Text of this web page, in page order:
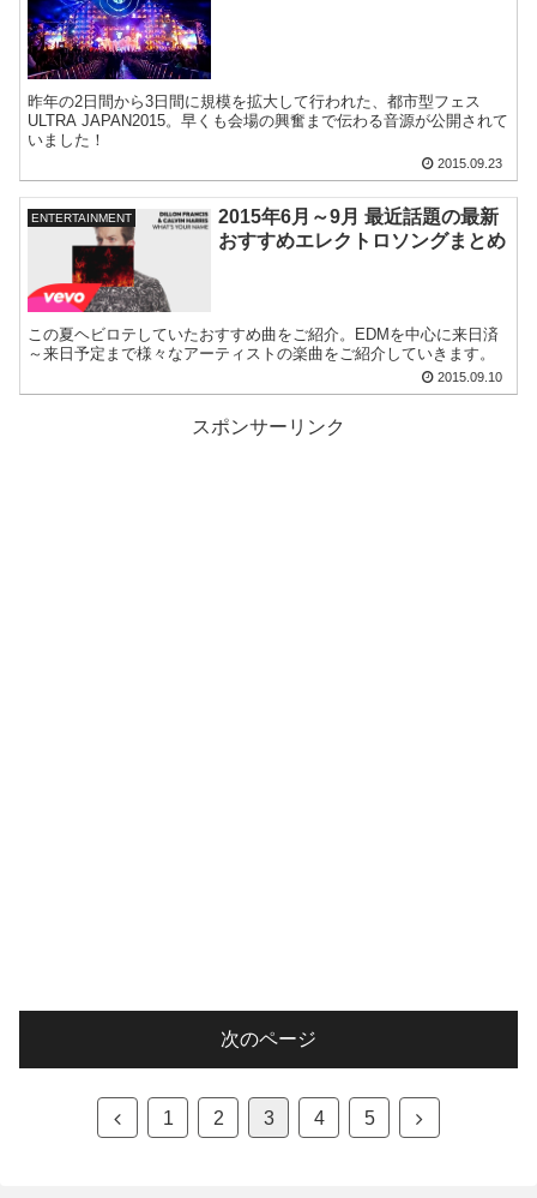
昨年の2日間から3日間に規模を拡大して行われた、都市型フェス
ULTRA JAPAN2015。早くも会場の興奮まで伝わる音源が公開されて
いました！
2015.09.23
ENTERTAINMENT
2015年6月～9月 最近話題の最新
おすすめエレクトロソングまとめ
この夏ヘビロテしていたおすすめ曲をご紹介。EDMを中心に来日済
～来日予定まで様々なアーティストの楽曲をご紹介していきます。
2015.09.10
スポンサーリンク
次のページ
1 2 3 4 5